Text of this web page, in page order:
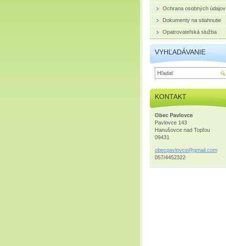
Ochrana osobných údajov
Dokumenty na stiahnutie
Opatrovateľská služba
VYHĽADÁVANIE
KONTAKT
Obec Pavlovce
Pavlovce 143
Hanušovce nad Topľou
09431
obecpavlovce@gmail.com
057/4452322